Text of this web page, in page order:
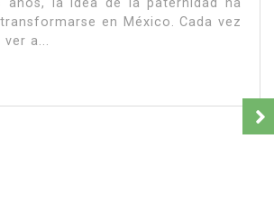
del tabaco: estudio revela